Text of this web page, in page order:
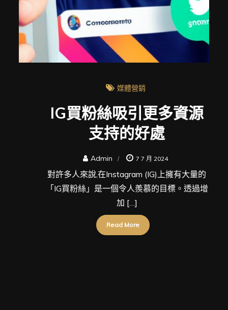
媒體營銷
IG買粉絲吸引更多資源
支持的好處
Admin 7 7 月 2024
對許多人來說,在Instagram (IG)上擁有大量的
「IG買粉絲」是一個令人羨慕的目標。透過增
加 […]
Read More